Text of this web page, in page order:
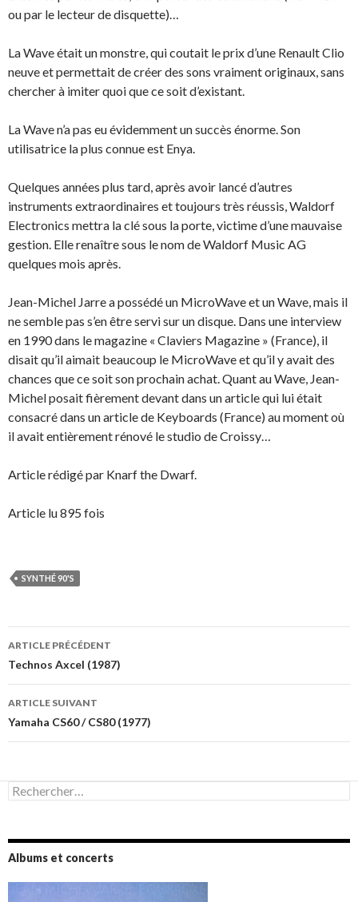
ou par le lecteur de disquette)…
La Wave était un monstre, qui coutait le prix d’une Renault Clio
neuve et permettait de créer des sons vraiment originaux, sans
chercher à imiter quoi que ce soit d’existant.
La Wave n’a pas eu évidemment un succès énorme. Son
utilisatrice la plus connue est Enya.
Quelques années plus tard, après avoir lancé d’autres
instruments extraordinaires et toujours très réussis, Waldorf
Electronics mettra la clé sous la porte, victime d’une mauvaise
gestion. Elle renaître sous le nom de Waldorf Music AG
quelques mois après.
Jean-Michel Jarre a possédé un MicroWave et un Wave, mais il
ne semble pas s’en être servi sur un disque. Dans une interview
en 1990 dans le magazine « Claviers Magazine » (France), il
disait qu’il aimait beaucoup le MicroWave et qu’il y avait des
chances que ce soit son prochain achat. Quant au Wave, Jean-
Michel posait fièrement devant dans un article qui lui était
consacré dans un article de Keyboards (France) au moment où
il avait entièrement rénové le studio de Croissy…
Article rédigé par Knarf the Dwarf.
Article lu 895 fois
SYNTHÉ 90'S
Navigation
des
articles
ARTICLE PRÉCÉDENT
Technos Axcel (1987)
ARTICLE SUIVANT
Yamaha CS60 / CS80 (1977)
Rechercher :
Albums et concerts